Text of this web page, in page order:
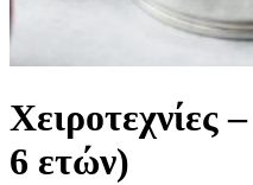
Χειροτεχνίες
6 ετών)